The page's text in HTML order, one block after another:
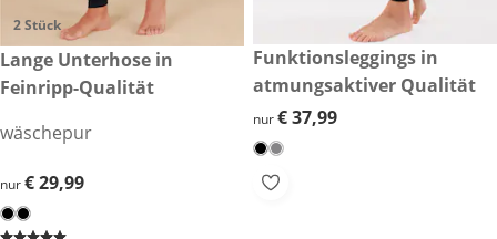
2 Stück
€ 29,99
Lange Unterhose in
Feinripp-Qualität
wäschepur
€ 29,99
nur€ 29,99
€ 37,99
Funktionsleggings in
atmungsaktiver Qualität
€ 37,99
nur€ 37,99